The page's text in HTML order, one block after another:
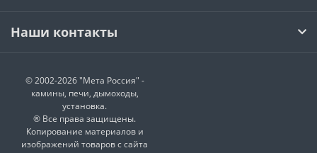
Наши контакты
© 2002-2026 "Мета Россия" -
камины, печи, дымоходы,
установка.
® Все права защищены.
Копирование материалов и
изображений товаров с сайта